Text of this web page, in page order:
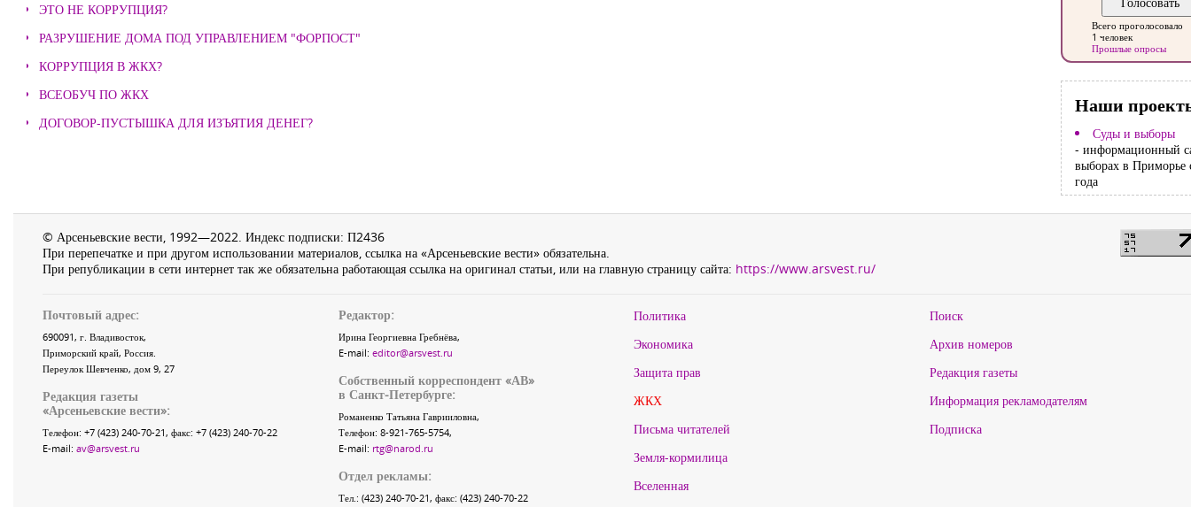
ЭТО НЕ КОРРУПЦИЯ?
РАЗРУШЕНИЕ ДОМА ПОД УПРАВЛЕНИЕМ "ФОРПОСТ"
КОРРУПЦИЯ В ЖКХ?
ВСЕОБУЧ ПО ЖКХ
ДОГОВОР-ПУСТЫШКА ДЛЯ ИЗЪЯТИЯ ДЕНЕГ?
Всего проголосовало
1 человек
Прошлые опросы
Наши
Суды и выборы
- информационный
выборах в Приморье
года
© Арсеньевские вести, 1992—2022. Индекс подписки: П2436
При перепечатке и при другом использовании материалов, ссылка на «Арсеньевские вести» обязательна.
При републикации в сети интернет так же обязательна работающая ссылка на оригинал статьи, или на главную страницу сайта: https://www.arsvest.ru/
Почтовый адрес:
690091, г. Владивосток,
Приморский край, Россия.
Переулок Шевченко, дом 9, 27
Редакция газеты
«Арсеньевские вести»:
Телефон: +7 (423) 240-70-21, факс: +7 (423) 240-70-22
E-mail: av@arsvest.ru
Редактор:
Ирина Георгиевна Гребнёва,
E-mail: editor@arsvest.ru
Собственный корреспондент «АВ»
в Санкт-Петербурге:
Романенко Татьяна Гаврииловна,
Телефон: 8-921-765-5754,
E-mail: rtg@narod.ru
Отдел рекламы:
Тел.: (423) 240-70-21, факс: (423) 240-70-22
Политика
Экономика
Защита прав
ЖКХ
Письма читателей
Земля-кормилица
Вселенная
Поиск
Архив номеров
Редакция газеты
Информация рекламодателям
Подписка